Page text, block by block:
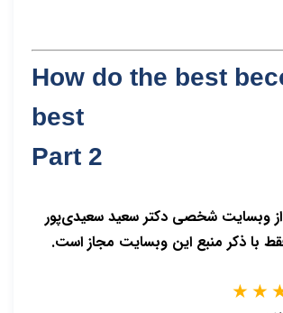
How do the best
best
Part 2
وبسایت شخصی دکتر سعید سعیدی‌پور
با ذکر منبع این وبسایت مجاز است.